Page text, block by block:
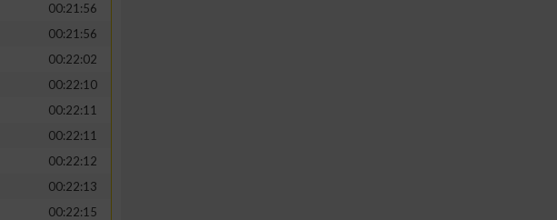
00:21:56
00:21:56
00:22:02
00:22:10
00:22:11
00:22:11
00:22:12
00:22:13
00:22:15